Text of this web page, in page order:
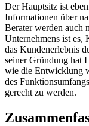
Der Hauptsitz ist
Informationen über
Berater werden auch
Unternehmens ist es,
das Kundenerlebnis
seiner Gründung hat
wie die Entwicklung
des
gerecht zu werden.